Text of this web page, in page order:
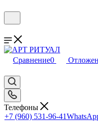
Сравнение0
Телефоны
+7 (960) 531-96-41